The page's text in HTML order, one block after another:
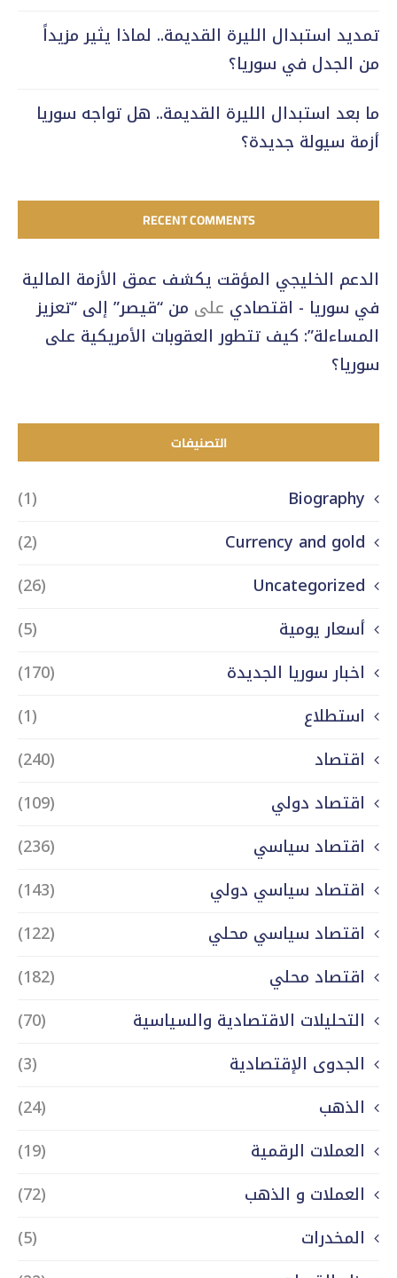
تمديد استبدال الليرة القديمة.. لماذا يثير مزيداً
من الجدل في سوريا؟
ما بعد استبدال الليرة القديمة.. هل تواجه سوريا
أزمة سيولة جديدة؟
RECENT COMMENTS
الدعم الخليجي المؤقت يكشف عمق الأزمة المالية
في سوريا - اقتصادي على من “قيصر” إلى “تعزيز
المساءلة”: كيف تتطور العقوبات الأمريكية على
سوريا؟
التصنيفات
Biography
(1)
Currency and gold
(2)
Uncategorized
(26)
أسعار يومية
(5)
اخبار سوريا الجديدة
(170)
استطلاع
(1)
اقتصاد
(240)
اقتصاد دولي
(109)
اقتصاد سياسي
(236)
اقتصاد سياسي دولي
(143)
اقتصاد سياسي محلي
(122)
اقتصاد محلي
(182)
التحليلات الاقتصادية والسياسية
(70)
الجدوى الإقتصادية
(3)
الذهب
(24)
العملات الرقمية
(19)
العملات و الذهب
(72)
المخدرات
(5)